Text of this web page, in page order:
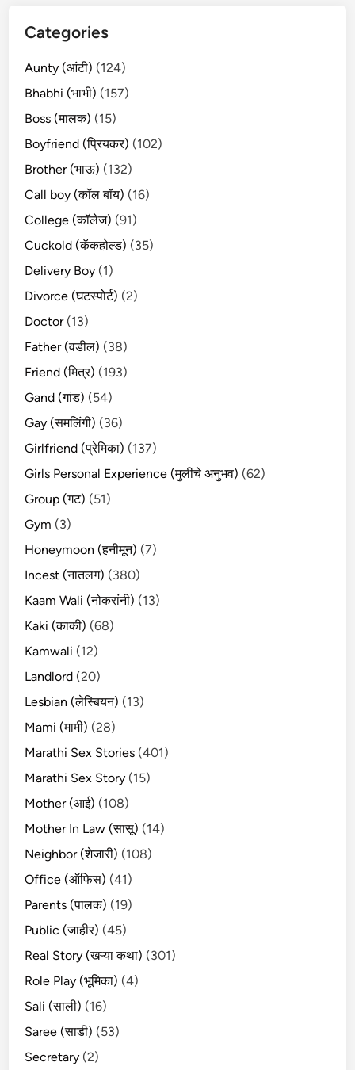
Categories
Aunty (आंटी) (124)
Bhabhi (भाभी) (157)
Boss (मालक) (15)
Boyfriend (प्रियकर) (102)
Brother (भाऊ) (132)
Call boy (कॉल बॉय) (16)
College (कॉलेज) (91)
Cuckold (कॅकहोल्ड) (35)
Delivery Boy (1)
Divorce (घटस्पोर्ट) (2)
Doctor(13)
Father (वडील) (38)
Friend (मित्र) (193)
Gand (गांड) (54)
Gay (समलिंगी) (36)
Girlfriend (प्रेमिका) (137)
Girls Personal Experience (मुलींचे अनुभव) (62)
Group (गट) (51)
Gym (3)
Honeymoon (हनीमून) (7)
Incest (नातलग) (380)
Kaam Wali (नोकरांनी) (13)
Kaki (काकी) (68)
Kamwali (12)
Landlord (20)
Lesbian (लेस्बियन) (13)
Mami (मामी) (28)
Marathi Sex Stories (401)
Marathi Sex Story (15)
Mother (आई) (108)
Mother In Law (सासू) (14)
Neighbor (शेजारी) (108)
Office (ऑफिस) (41)
Parents (पालक) (19)
Public (जाहीर) (45)
Real Story (खऱ्या कथा) (301)
Role Play (भूमिका) (4)
Sali (साली) (16)
Saree (साडी) (53)
Secretary (2)